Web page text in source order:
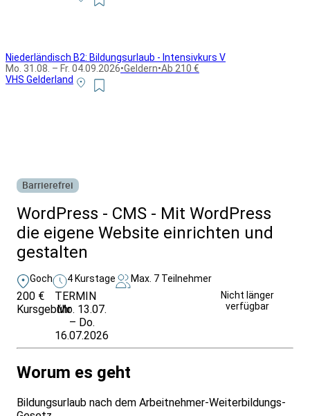
Niederländisch B2: Bildungsurlaub - Intensivkurs V
Mo. 31.08. – Fr. 04.09.2026•Geldern•Ab 210 €
VHS Gelderland
Barrierefrei
WordPress - CMS - Mit WordPress
die eigene Website einrichten und
gestalten
Goch 4 Kurstage Max. 7 Teilnehmer
200 €
Kursgebühr
TERMIN
Mo. 13.07.
– Do.
16.07.2026
Nicht länger
verfügbar
Worum es geht
Bildungsurlaub nach dem Arbeitnehmer-Weiterbildungs-